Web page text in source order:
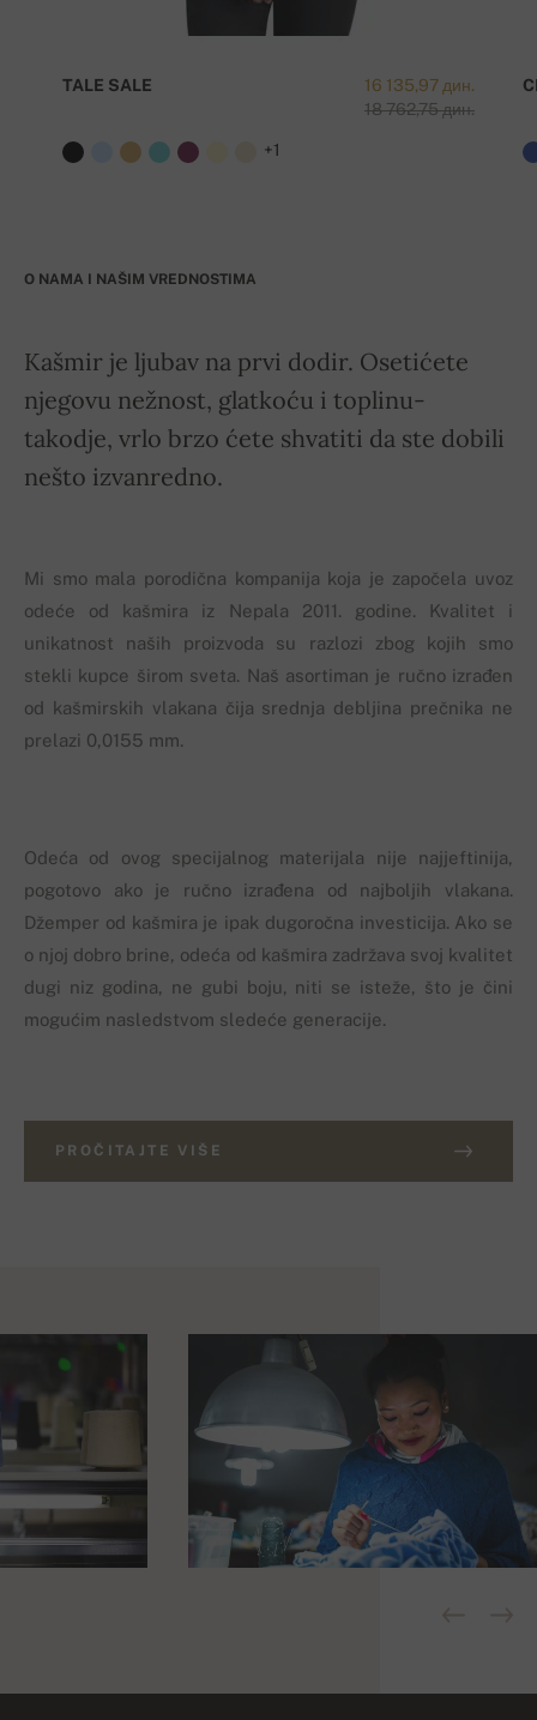
16 135,97 дин.
18 762,75 дин.
TALE SALE
+1
O NAMA I NAŠIM VREDNOSTIMA
Kašmir je ljubav na prvi dodir. Osetićete
njegovu nežnost, glatkoću i toplinu-
takodje, vrlo brzo ćete shvatiti da ste dobili
nešto izvanredno.
Mi smo mala porodična kompanija koja je započela uvoz
odeće od kašmira iz Nepala 2011. godine. Kvalitet i
unikatnost naših proizvoda su razlozi zbog kojih smo
stekli kupce širom sveta. Naš asortiman je ručno izrađen
od kašmirskih vlakana čija srednja debljina prečnika ne
prelazi 0,0155 mm.
Odeća od ovog specijalnog materijala nije najjeftinija,
pogotovo ako je ručno izrađena od najboljih vlakana.
Džemper od kašmira je ipak dugoročna investicija. Ako se
o njoj dobro brine, odeća od kašmira zadržava svoj kvalitet
dugi niz godina, ne gubi boju, niti se isteže, što je čini
mogućim nasledstvom sledeće generacije.
PROČITAJTE VIŠE